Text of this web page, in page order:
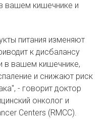
вашем кишечнике и
питания изменяют
к дисбалансу
в вашем кишечнике,
и снижают риск
- говорит доктор
онколог и
Centers (RMCC).